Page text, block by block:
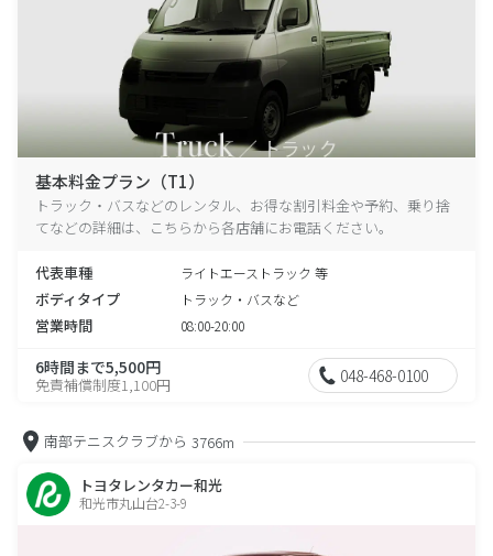
基本料金プラン（T1）
トラック・バスなどのレンタル、お得な割引料金や予約、乗り捨
てなどの詳細は、こちらから各店舗にお電話ください。
代表車種 ライトエーストラック 等
ボディタイプ トラック・バスなど
営業時間 08:00-20:00
6時間まで5,500円
免責補償制度1,100円 048-468-0100
南部テニスクラブから 3766m
トヨタレンタカー和光
和光市丸山台2-3-9